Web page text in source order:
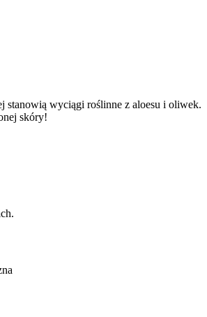
stanowią wyciągi roślinne z aloesu i oliwek.
skóry!